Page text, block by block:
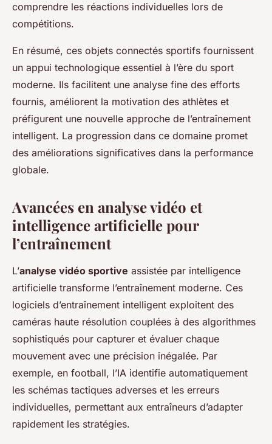
comprendre les réactions individuelles lors de
compétitions.
En résumé, ces objets connectés sportifs fournissent
un appui technologique essentiel à l’ère du sport
moderne. Ils facilitent une analyse fine des efforts
fournis, améliorent la motivation des athlètes et
préfigurent une nouvelle approche de l’entraînement
intelligent. La progression dans ce domaine promet
des améliorations significatives dans la performance
globale.
Avancées en analyse vidéo et
intelligence artificielle pour
l’entraînement
L’analyse vidéo sportive assistée par intelligence
artificielle transforme l’entraînement moderne. Ces
logiciels d’entraînement intelligent exploitent des
caméras haute résolution couplées à des algorithmes
sophistiqués pour capturer et évaluer chaque
mouvement avec une précision inégalée. Par
exemple, en football, l’IA identifie automatiquement
les schémas tactiques adverses et les erreurs
individuelles, permettant aux entraîneurs d’adapter
rapidement les stratégies.